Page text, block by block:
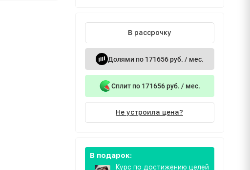
В рассрочку
Долями по 171656 руб. / мес.
Сплит по 171656 руб. / мес.
Не устроила цена?
В подарок:
Курс по достижению целей